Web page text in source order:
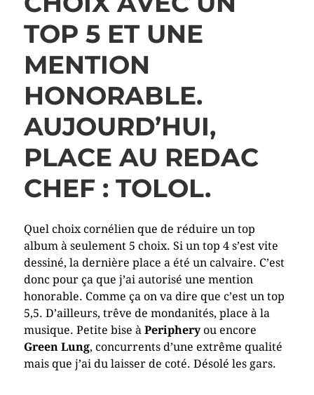
TOP 5 ET UNE
MENTION
HONORABLE.
AUJOURD’HUI,
PLACE AU REDAC
CHEF : TOLOL.
Quel choix cornélien que de réduire un top
album à seulement 5 choix. Si un top 4 s’est vite
dessiné, la dernière place a été un calvaire. C’est
donc pour ça que j’ai autorisé une mention
honorable. Comme ça on va dire que c’est un top
5,5. D’ailleurs, trêve de mondanités, place à la
musique. Petite bise à Peripheryou encore
Green Lung, concurrents d’une extrême qualité
mais que j’ai du laisser de coté. Désolé les gars.